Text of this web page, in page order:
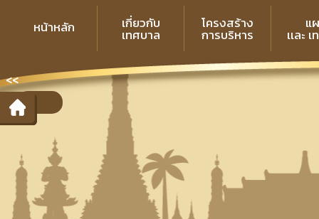
<<
หน้าหลัก เกี่ยวกับ
เทศบาล
โครงสร้าง
การบริหาร
แ
เเละ